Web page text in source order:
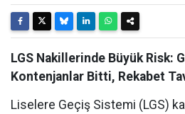
LGS Nakillerinde Büyük Risk:
Kontenjanlar Bitti, Rekabet
Liselere Geçiş Sistemi (LGS)